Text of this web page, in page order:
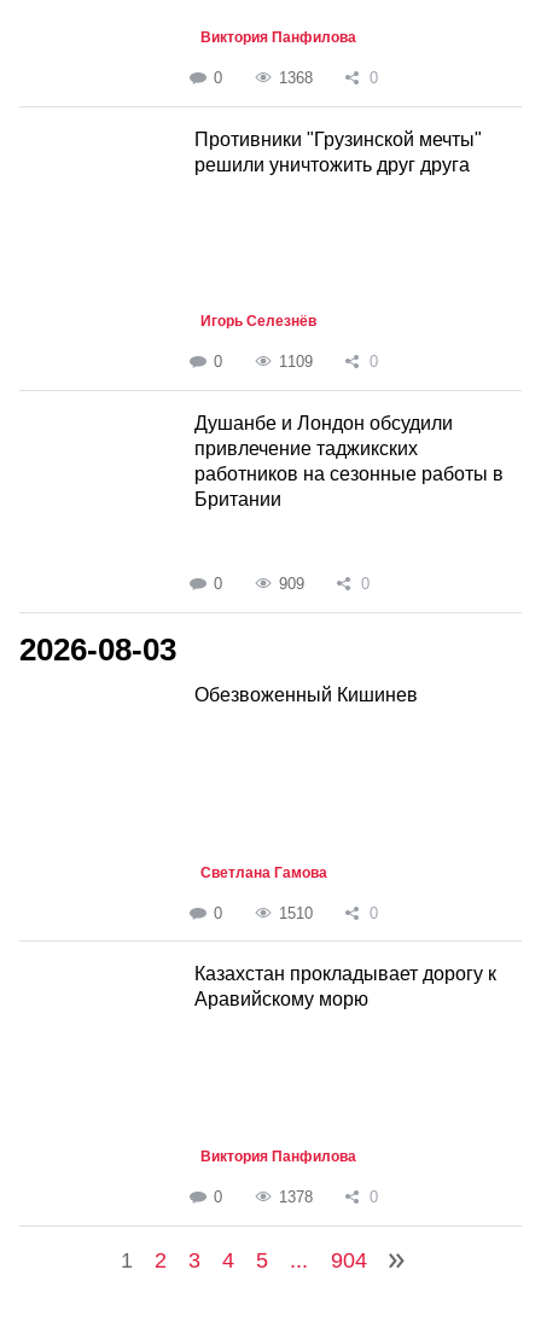
Виктория Панфилова
0 1368 0
Противники "Грузинской мечты"
решили уничтожить друг друга
Игорь Селезнёв
0 1109 0
Душанбе и Лондон обсудили
привлечение таджикских
работников на сезонные работы в
Британии
0 909 0
2026-08-03
Обезвоженный Кишинев
Светлана Гамова
0 1510 0
Казахстан прокладывает дорогу к
Аравийскому морю
Виктория Панфилова
0 1378 0
1 2 3 4 5 ... 904